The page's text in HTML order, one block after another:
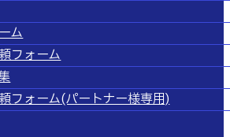
ム
フォーム
フォーム(パートナー様専用)